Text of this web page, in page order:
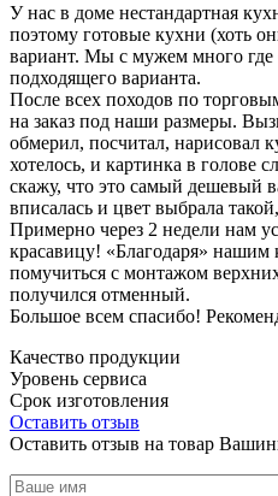
У нас в доме нестандартная
поэтому готовые кухни (хоть
вариант. Мы с мужем много
подходящего варианта.
После всех походов по
на заказ под наши размеры.
обмерил, посчитал, нарисовал
хотелось, и картинка в голове
скажу, что это самый дешевый
вписалась и цвет выбрала
Примерно через 2 недели нам
красавицу! «Благодаря»
помучиться с монтажом
получился отменный.
Большое всем спасибо!
Качество продукции
Уровень сервиса
Срок изготовления
Оставить отзыв
Оставить отзыв на товар